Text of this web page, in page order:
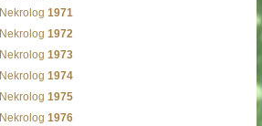
Nekrolog 1971
Nekrolog 1972
Nekrolog 1973
Nekrolog 1974
Nekrolog 1975
Nekrolog 1976